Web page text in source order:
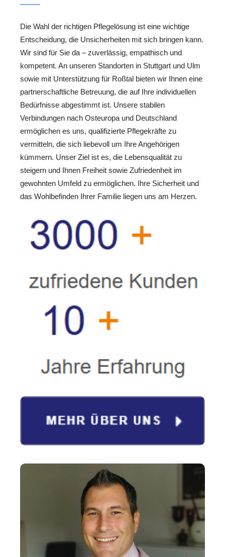
Die Wahl der richtigen Pflegelösung ist eine wichtige
Entscheidung, die Unsicherheiten mit sich bringen kann.
Wir sind für Sie da – zuverlässig, empathisch und
kompetent. An unseren Standorten in Stuttgart und Ulm
sowie mit Unterstützung für Roßtal bieten wir Ihnen eine
partnerschaftliche Betreuung, die auf Ihre individuellen
Bedürfnisse abgestimmt ist. Unsere stabilen
Verbindungen nach Osteuropa und Deutschland
ermöglichen es uns, qualifizierte Pflegekräfte zu
vermitteln, die sich liebevoll um Ihre Angehörigen
kümmern. Unser Ziel ist es, die Lebensqualität zu
steigern und Ihnen Freiheit sowie Zufriedenheit im
gewohnten Umfeld zu ermöglichen. Ihre Sicherheit und
das Wohlbefinden Ihrer Familie liegen uns am Herzen.